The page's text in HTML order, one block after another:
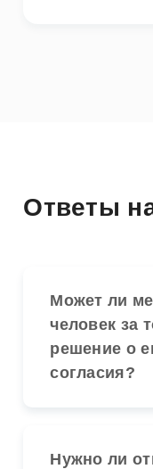
Ответы
Может ли
человек за
решение о
согласия?
Нужно ли